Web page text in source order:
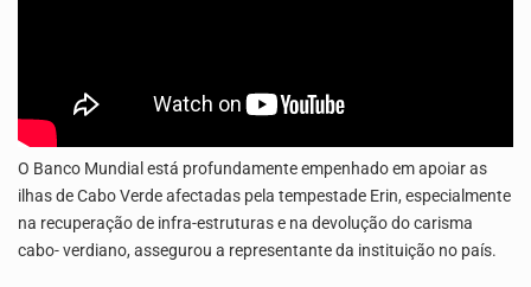
O Banco Mundial está profundamente empenhado em apoiar as
ilhas de Cabo Verde afectadas pela tempestade Erin, especialmente
na recuperação de infra-estruturas e na devolução do carisma
cabo- verdiano, assegurou a representante da instituição no país.